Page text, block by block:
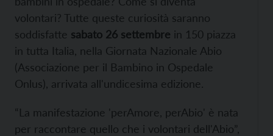
volontari? Tutte queste curiosità saranno
soddisfatte sabato 26 settembre in 150 piazza
in tutta Italia, nella Giornata Nazionale Abio
(Associazione per il Bambino in Ospedale
Onlus), arrivata all'undicesima edizione.
“La manifestazione 'perAmore, perAbio' è nata
per raccontare quello che i volontari dell'Abio”,